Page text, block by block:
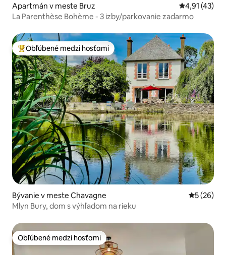
Apartmán v meste Bruz Priemerné
4,91 (43)
La Parenthèse Bohème - 3 izby/parkovanie zadarmo
Najobľúbenejšie medzi hosťami
Obľúbené medzi hosťami
Bývanie v meste Chavagne
5 (26)
Mlyn Bury, dom s výhľadom na rieku
Obľúbené medzi hosťami
Obľúbené medzi hosťami